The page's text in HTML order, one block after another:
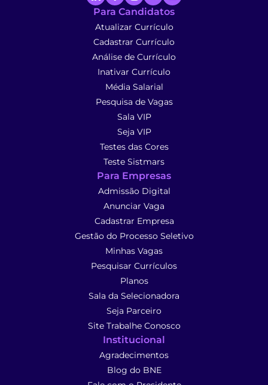
Para Candidatos
Atualizar Currículo
Cadastrar Currículo
Análise de Currículo
Inativar Currículo
Média Salarial
Pesquisa de Vagas
Sala VIP
Seja VIP
Testes das Cores
Teste Sistmars
Para Empresas
Admissão Digital
Anunciar Vaga
Cadastrar Empresa
Gestão do Processo Seletivo
Minhas Vagas
Pesquisar Currículos
Planos
Sala da Selecionadora
Seja Parceiro
Site Trabalhe Conosco
Institucional
Agradecimentos
Blog do BNE